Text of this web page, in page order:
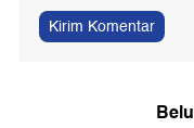
Kirim Komentar